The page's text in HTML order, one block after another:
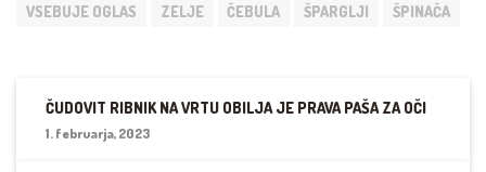
VSEBUJE OGLAS ZELJE ČEBULA ŠPARGLJI ŠPINAČA
ČUDOVIT RIBNIK NA VRTU OBILJA JE PRAVA PAŠA ZA OČI
1. februarja, 2023